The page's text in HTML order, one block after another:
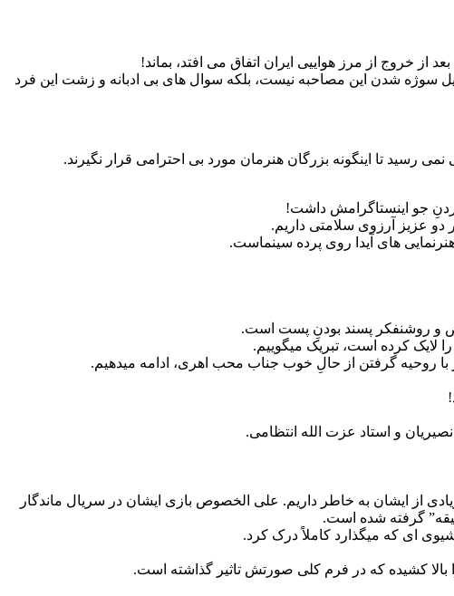
از خروج از مرز هواییی ایران اتفاق می افتد، بماند!
سوژه شدن این مصاحبه نیست، بلکه سوال های بی ادبانه و زشت این فرد
تا اینگونه بزرگان هنرمان مورد بی احترامی قرار نگیرند.
جو اینستاگرامش داشت!
عزیز آرزوی سلامتی داریم.
های آیدا روی پرده سینماست.
و روشنفکر پسند بودنِ پست است.
لایک کرده است، تبریک میگوییم.
روحیه گرفتن از حالِ خوب جناب محب اهری، ادامه میدهیم.
و استاد عزت الله انتظامی.
از ایشان به خاطر داریم. علی الخصوص بازی ایشان در سریال ماندگار
گرفته شده است.
ای که میگذارد کاملاً درک کرد.
کشیده که در فرم کلی صورتش تاثیر گذاشته است.